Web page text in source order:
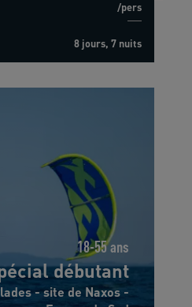
/pers
8 jours, 7 nuits
18-55 ans
débutant
- site de Naxos -